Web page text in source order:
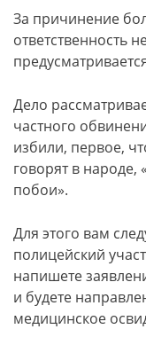
За причинение
ответственность
Дело
частного
избили, первое,
говорят в народе,
побои».
Для этого вам
полицейский
напишете
и будете
медицинское